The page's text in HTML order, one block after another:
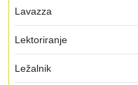
Lavazza
Lektoriranje
Ležalnik